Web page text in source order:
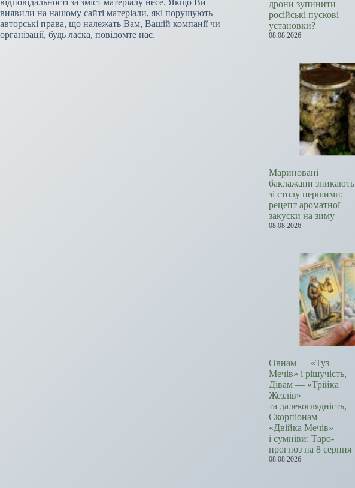
відповідальності за зміст матеріалу несе. Якщо Ви
виявили на нашому сайті матеріали, які порушують
авторські права, що належать Вам, Вашій компанії чи
організації, будь ласка, повідомте нас.
дрони зупинити
російські пускові
установки?
08.08.2026
Мариновані
баклажани зникають
зі столу першими:
рецепт ароматної
закуски на зиму
08.08.2026
Овнам — «Туз
Мечів» і рішучість,
Дівам — «Трійка
Жезлів»
та далекоглядність,
Скорпіонам —
«Двійка Мечів»
і сумніви: Таро-
прогноз на 8 серпня
08.08.2026